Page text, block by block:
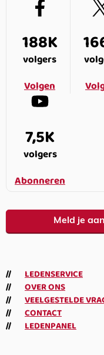
188K
volgers
Volgen
7,5K
volgers
Abonneren
Meld je
LEDENSERVICE
OVER ONS
VEELGESTELDE
CONTACT
LEDENPANEL